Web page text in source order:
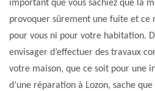
important que vous sachiez que la
provoquer sûrement une fuite et ce
pour vous ni pour votre habitation.
envisager d’effectuer des travaux
votre maison, que ce soit pour une
d’une réparation à Lozon, sache